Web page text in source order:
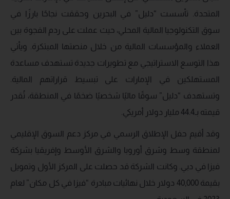
المتحدة. تأسست “دليل” في البحرين وحققت نجاحًا بارزًا في
سوق التكنولوجيا المالية المحلي، حيث عملت على ردم الفجوة بين
العملاء والمؤسسات المالية من خلال منصتها المبتكرة. ويأتي
هذا التوسع الاستراتيجي مع تطويرات جديدة تستهدف مساعدة
المستهلكين في الإمارات على تبسيط قراراتهم المالية.
وتستهدف “دليل” سوقًا ماليًا شخصيًا ضخمًا في المنطقة، تُقدر
قيمته بـ44.4 مليار دولار أمريكي.
وقد أقيم حفل الإطلاق الرسمي في مركز دعم السوق الإقليمي
لمنطقة وسط وشرق أوروبا والشرق الأوسط وإفريقيا بشركة
فيزا في دبي. وكانت الشركة قد حصلت على المركز الأول وتمويل
بقيمة 40,000 دولار خلال نهائيات مبادرة “فيزا في كل مكان” لعام